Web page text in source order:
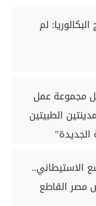
لم
مجموعة عمل
الطبيتين
الجديدة"
الاستيطاني..
مصر القاطع